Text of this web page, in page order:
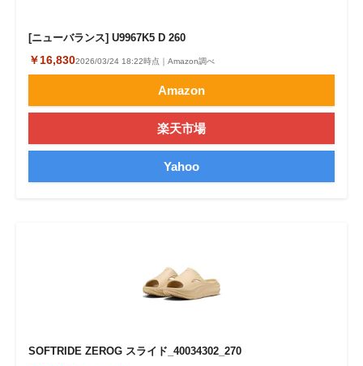
[ニューバランス] U9967K5 D 260
￥16,8302026/03/24 18:22時点｜Amazon調べ
Amazon
楽天市場
Yahoo
SOFTRIDE ZEROG スライド_40034302_270